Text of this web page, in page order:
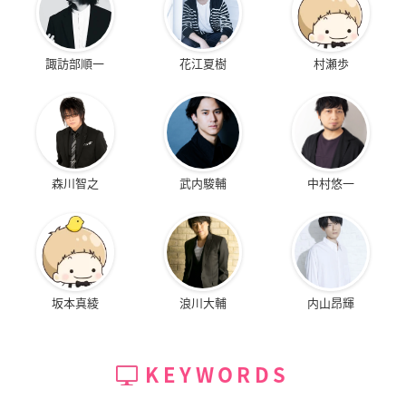
諏訪部順一 花江夏樹 村瀬歩
森川智之 武内駿輔 中村悠一
坂本真綾 浪川大輔 内山昂輝
KEYWORDS